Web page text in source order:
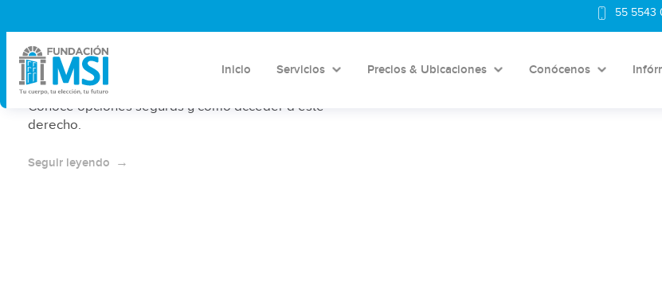
55 5543
Inicio Servicios Precios & Ubicaciones Conócenos
¿Dónde abortar en Saltillo 2025?
En 2025, el aborto por voluntad propia en Saltillo
está permitido hasta las 12 semanas de gestación.
Conoce opciones seguras y cómo acceder a este
derecho.
Seguir leyendo